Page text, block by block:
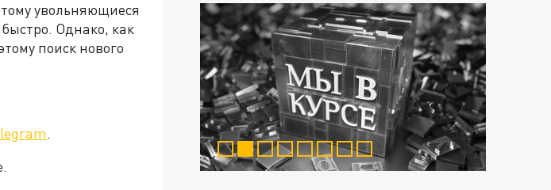
увольняющиеся
Однако, как
поиск нового
.